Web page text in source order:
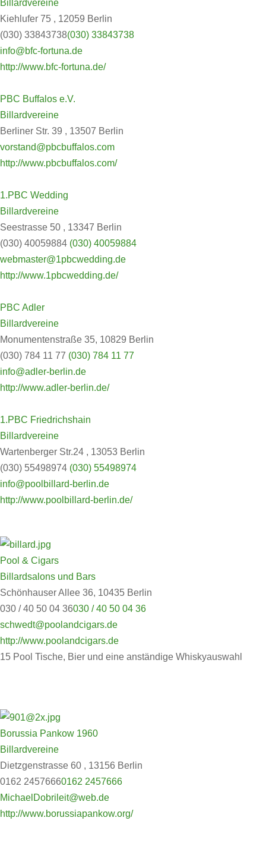
Billardvereine
Kiehlufer 75 , 12059 Berlin
(030) 33843738(030) 33843738
info@bfc-fortuna.de
http://www.bfc-fortuna.de/
PBC Buffalos e.V.
Billardvereine
Berliner Str. 39 , 13507 Berlin
vorstand@pbcbuffalos.com
http://www.pbcbuffalos.com/
1.PBC Wedding
Billardvereine
Seestrasse 50 , 13347 Berlin
(030) 40059884 (030) 40059884
webmaster@1pbcwedding.de
http://www.1pbcwedding.de/
PBC Adler
Billardvereine
Monumentenstraße 35, 10829 Berlin
(030) 784 11 77 (030) 784 11 77
info@adler-berlin.de
http://www.adler-berlin.de/
1.PBC Friedrichshain
Billardvereine
Wartenberger Str.24 , 13053 Berlin
(030) 55498974 (030) 55498974
info@poolbillard-berlin.de
http://www.poolbillard-berlin.de/
Pool & Cigars
Billardsalons und Bars
Schönhauser Allee 36, 10435 Berlin
030 / 40 50 04 36030 / 40 50 04 36
schwedt@poolandcigars.de
http://www.poolandcigars.de
15 Pool Tische, Bier und eine anständige Whiskyauswahl
Borussia Pankow 1960
Billardvereine
Dietzgenstrasse 60 , 13156 Berlin
0162 24576660162 2457666
MichaelDobrileit@web.de
http://www.borussiapankow.org/